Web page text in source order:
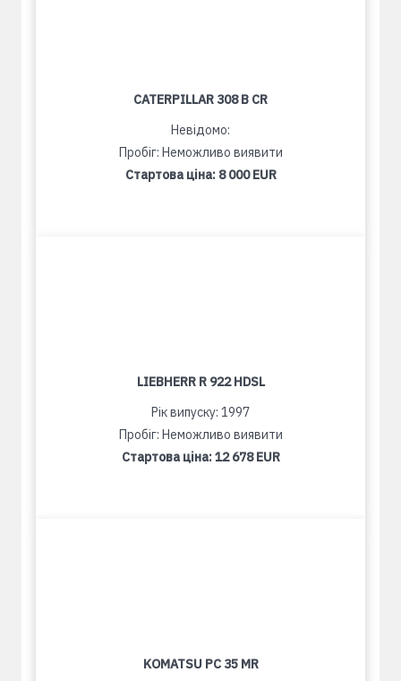
CATERPILLAR 308 B CR
Невідомо:
Пробіг: Неможливо виявити
Стартова ціна: 8 000 EUR
LIEBHERR R 922 HDSL
Рік випуску: 1997
Пробіг: Неможливо виявити
Стартова ціна:12 678 EUR
KOMATSU PC 35 MR